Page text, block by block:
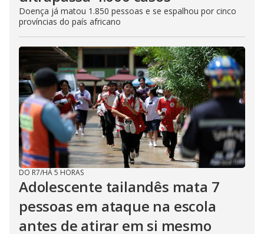
Doença já matou 1.850 pessoas e se espalhou por cinco
províncias do país africano
DO R7/HÁ 5 HORAS
Adolescente tailandês mata 7
pessoas em ataque na escola
antes de atirar em si mesmo